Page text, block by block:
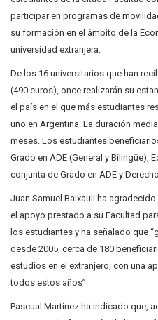
participar en programas de
su formación en el ámbito de la
universidad extranjera.
De los 16 universitarios que han
(490 euros), once realizarán su
el país en el que más estudiantes
uno en Argentina. La duración
meses. Los estudiantes
Grado en ADE (General y Bilingüe),
conjunta de Grado en ADE y
Juan Samuel Baixauli ha
el apoyo prestado a su Facultad
los estudiantes y ha señalado que
desde 2005, cerca de 180
estudios en el extranjero, con una
todos estos años”.
Pascual Martínez ha indicado que,